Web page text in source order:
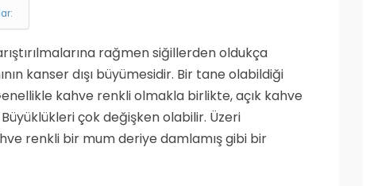
rağmen siğillerden oldukça
kanser dışı büyümesidir. Bir tane olabildiği
kahve renkli olmakla birlikte, açık kahve
çok değişken olabilir. Üzeri
renkli bir mum deriye damlamış gibi bir